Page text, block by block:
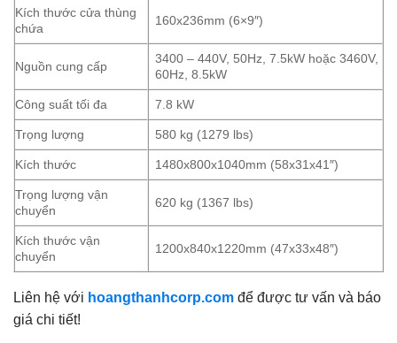
Kích thước cửa thùng
chứa
160x236mm (6×9″)
Nguồn cung cấp
3400 – 440V, 50Hz, 7.5kW hoặc 3460V,
60Hz, 8.5kW
Công suất tối đa 7.8 kW
Trọng lượng 580 kg (1279 lbs)
Kích thước 1480x800x1040mm (58x31x41″)
Trọng lượng vận
chuyển
620 kg (1367 lbs)
Kích thước vận
chuyển
1200x840x1220mm (47x33x48″)
Liên hệ với hoangthanhcorp.com để được tư vấn và báo
giá chi tiết!